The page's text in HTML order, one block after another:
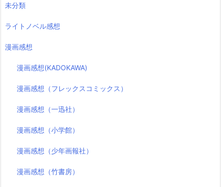
未分類
ライトノベル感想
漫画感想
漫画感想(KADOKAWA)
漫画感想（フレックスコミックス）
漫画感想（一迅社）
漫画感想（小学館）
漫画感想（少年画報社）
漫画感想（竹書房）